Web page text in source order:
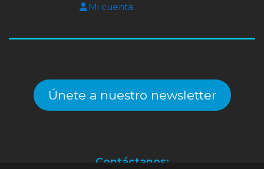
Mi cuenta
Únete a nuestro newsletter
Contáctanos: